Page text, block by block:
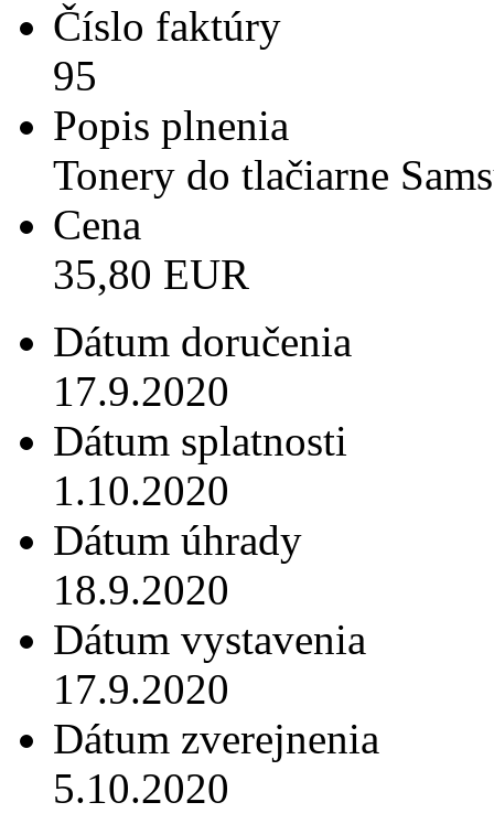
Číslo faktúry
95
Popis plnenia
Tonery do tlačiarne
Cena
35,80 EUR
Dátum doručenia
17.9.2020
Dátum splatnosti
1.10.2020
Dátum úhrady
18.9.2020
Dátum vystavenia
17.9.2020
Dátum zverejnenia
5.10.2020